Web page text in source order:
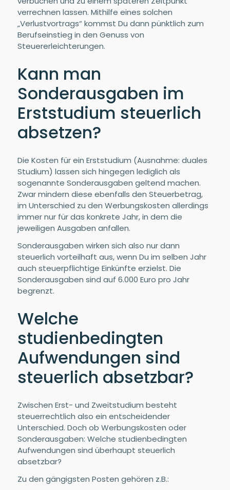
verrechnen lassen. Mithilfe eines solchen
„Verlustvortrags“ kommst Du dann pünktlich zum
Berufseinstieg in den Genuss von
Steuererleichterungen.
Kann man
Sonderausgaben im
Erststudium steuerlich
absetzen?
Die Kosten für ein Erststudium (Ausnahme: duales
Studium) lassen sich hingegen lediglich als
sogenannte Sonderausgaben geltend machen.
Zwar mindern diese ebenfalls den Steuerbetrag,
im Unterschied zu den Werbungskosten allerdings
immer nur für das konkrete Jahr, in dem die
jeweiligen Ausgaben anfallen.
Sonderausgaben wirken sich also nur dann
steuerlich vorteilhaft aus, wenn Du im selben Jahr
auch steuerpflichtige Einkünfte erzielst. Die
Sonderausgaben sind auf 6.000 Euro pro Jahr
begrenzt.
Welche
studienbedingten
Aufwendungen sind
steuerlich absetzbar?
Zwischen Erst- und Zweitstudium besteht
steuerrechtlich also ein entscheidender
Unterschied. Doch ob Werbungskosten oder
Sonderausgaben: Welche studienbedingten
Aufwendungen sind überhaupt steuerlich
absetzbar?
Zu den gängigsten Posten gehören z.B.: